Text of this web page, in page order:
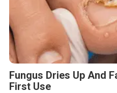
Fungus Dries Up And
First Use